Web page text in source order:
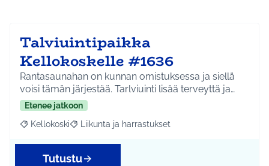
Talviuintipaikka
Kellokoskelle #1636
Rantasaunahan on kunnan omistuksessa ja siellä
voisi tämän järjestää. Tarlviuinti lisää terveyttä ja…
Etenee jatkoon
Rajaa tulokset aihepiirin mukaan: Kellokoski
Kellokoski Rajaa tulokset teeman mukaan: Liikunta ja
Liikunta ja harrastukset
Tutustu